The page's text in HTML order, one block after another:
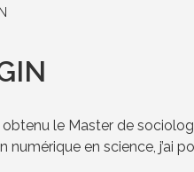
le Master de
numérique en science, j’ai